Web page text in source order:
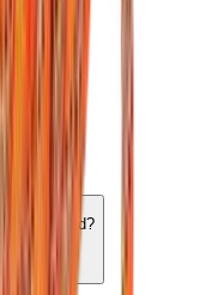
mi ciudad?